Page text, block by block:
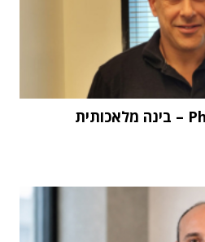
"העתיד הוא Physical AI – בינה מלאכותית